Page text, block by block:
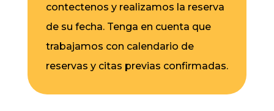
contectenos y realizamos la reserva
de su fecha. Tenga en cuenta que
trabajamos con calendario de
reservas y citas previas confirmadas.